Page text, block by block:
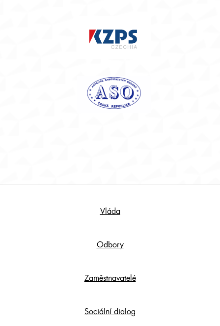
Vláda
Odbory
Zaměstnavatelé
Sociální dialog